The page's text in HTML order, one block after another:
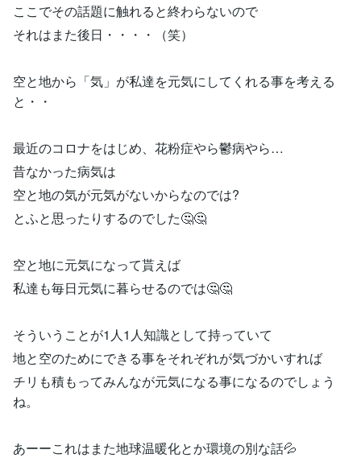
ここでその話題に触れると終わらないので
それはまた後日・・・・（笑）
空と地から「気」が私達を元気にしてくれる事を考える
と・・
最近のコロナをはじめ、花粉症やら鬱病やら…
昔なかった病気は
空と地の気が元気がないからなのでは?
とふと思ったりするのでした🤔🤔
空と地に元気になって貰えば
私達も毎日元気に暮らせるのでは🤔🤔
そういうことが1人1人知識として持っていて
地と空のためにできる事をそれぞれが気づかいすれば
チリも積もってみんなが元気になる事になるのでしょう
ね。
あーーこれはまた地球温暖化とか環境の別な話💦